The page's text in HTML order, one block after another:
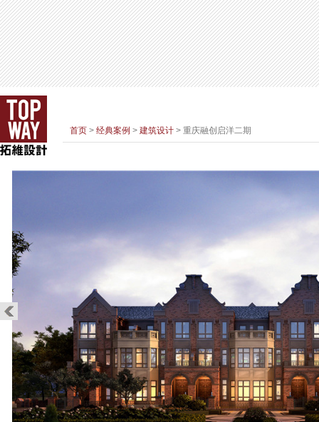
首页 > 经典案例 > 建筑设计 > 重庆融创启洋二期